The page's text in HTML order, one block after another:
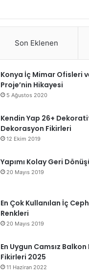
Son Eklenen
Konya İç Mimar Ofisleri
Proje’nin Hikayesi
5 Ağustos 2020
Kendin Yap 26+
Dekorasyon Fikirleri
12 Ekim 2019
Yapımı Kolay Geri
20 Mayıs 2019
En Çok Kullanılan İç
Renkleri
20 Mayıs 2019
En Uygun Camsız
Fikirleri 2025
11 Haziran 2022